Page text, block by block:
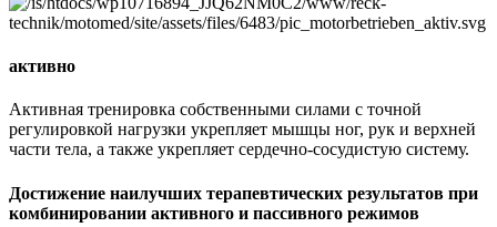
активно
Активная тренировка собственными силами с точной
регулировкой нагрузки укрепляет мышцы ног, рук и верхней
части тела, а также укрепляет сердечно-сосудистую систему.
Достижение наилучших терапевтических результатов при
комбинировании активного и пассивного режимов